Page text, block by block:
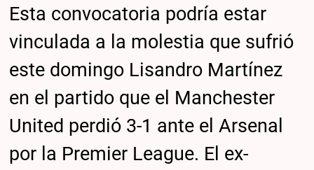
Esta convocatoria podría estar
vinculada a la molestia que sufrió
este domingo Lisandro Martínez
en el partido que el Manchester
United perdió 3-1 ante el Arsenal
por la Premier League. El ex-